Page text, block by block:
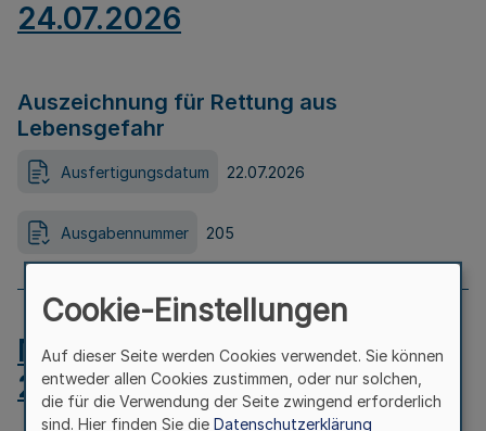
24.07.2026
Auszeichnung für Rettung aus
Lebensgefahr
Ausfertigungsdatum 22.07.2026
Ausgabennummer 205
MB.NRW 2026 Nr. 204 vom
24.07.2026
Cookie-Einstellungen
Auf dieser Seite werden Cookies verwendet. Sie können
entweder allen Cookies zustimmen, oder nur solchen,
die für die Verwendung der Seite zwingend erforderlich
sind. Hier finden Sie die Datenschutzerklärung